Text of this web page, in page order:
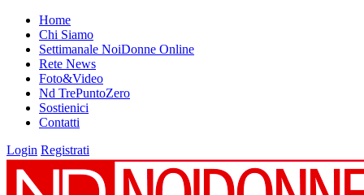
Home
Chi Siamo
Settimanale NoiDonne Online
Rete News
Foto&Video
Nd TrePuntoZero
Sostienici
Contatti
Login Registrati